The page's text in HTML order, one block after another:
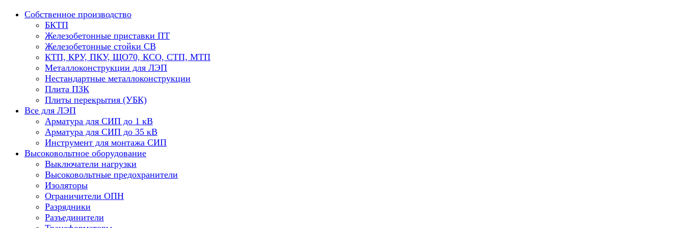
Собственное производство
БКТП
Железобетонные приставки ПТ
Железобетонные стойки СВ
КТП, КРУ, ПКУ, ЩО70, КСО, СТП, МТП
Металлоконструкции для ЛЭП
Нестандартные металлоконструкции
Плита ПЗК
Плиты перекрытия (УБК)
Все для ЛЭП
Арматура для СИП до 1 кВ
Арматура для СИП до 35 кВ
Инструмент для монтажа СИП
Высоковольтное оборудование
Выключатели нагрузки
Высоковольтные предохранители
Изоляторы
Ограничители ОПН
Разрядники
Разъединители